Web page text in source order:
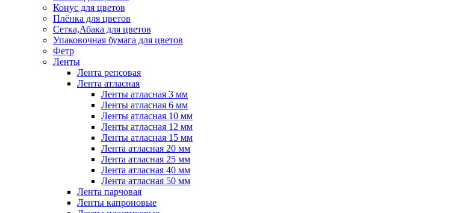
Конус для цветов
Плёнка для цветов
Сетка,Абака для цветов
Упаковочная бумага для цветов
Фетр
Ленты
Лента репсовая
Лента атласная
Ленты атласная 3 мм
Ленты атласная 6 мм
Ленты атласная 10 мм
Ленты атласная 12 мм
Ленты атласная 15 мм
Лента атласная 20 мм
Лента атласная 25 мм
Лента атласная 40 мм
Лента атласная 50 мм
Лента парчовая
Ленты капроновые